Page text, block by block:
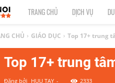
TOP
1
HÀ
TRANG CHỦ DỊCH VỤ
CHỦ GIÁO DỤC Top 17+ trung
Top 17+ trung
Đăng bởi HUU TAY - 2333